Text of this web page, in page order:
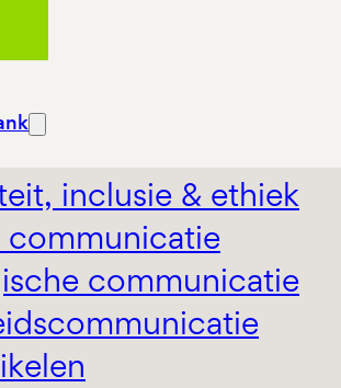
inclusie & ethiek
communicatie
communicatie